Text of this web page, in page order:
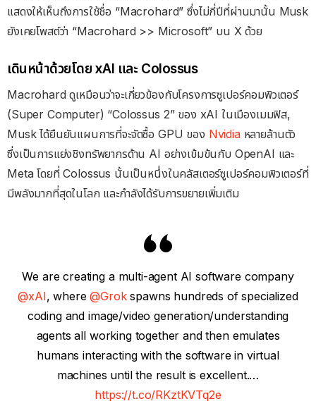
แสดงให้เห็นถึงการใช้ชื่อ “Macrohard” ซึ่งไม่กี่ปีที่ผ่านมานั้น Musk
ยังเคยโพสต์ว่า “Macrohard >> Microsoft” บน X ด้วย
เดินหน้าด้วยโดย xAI และ Colossus
Macrohard ดูเหมือนว่าจะเกี่ยวข้องกับโครงการซูเปอร์คอมพิวเตอร์
(Super Computer) “Colossus 2” ของ xAI ในเมืองเมมฟิส,
Musk ได้ยืนยันแผนการที่จะจัดซื้อ GPU ของ Nvidiaหลายล้านตัว
ซึ่งเป็นการแย่งชิงทรัพยากรด้าน AI อย่างเข้มข้นกับ OpenAI และ
Meta โดยที่ Colossus นั้นเป็นหนึ่งในคลัสเตอร์ซูเปอร์คอมพิวเตอร์ที่
มีพลังมากที่สุดในโลก และกำลังได้รับการขยายเพิ่มเติม
We are creating a multi-agent AI software company
@xAI, where@Grokspawns hundreds of specialized
coding and image/video generation/understanding
agents all working together and then emulates
humans interacting with the software in virtual
machines until the result is excellent.…
https://t.co/RKztKVTq2e